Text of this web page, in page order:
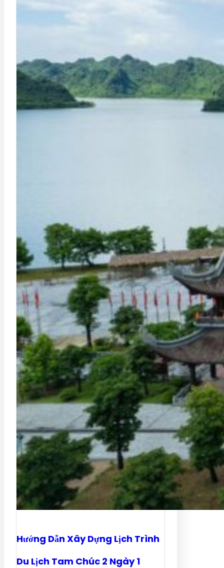
Hướng Dẫn Xây Dựng Lịch Trình
Du Lịch Tam Chúc 2 Ngày 1